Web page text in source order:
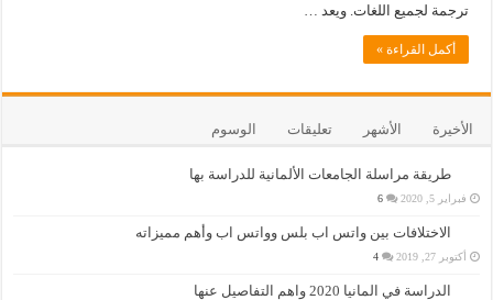
ترجمة لجميع اللغات. ويعد …
أكمل القراءة »
الأخيرة الأشهر تعليقات الوسوم
طريقة مراسلة الجامعات الألمانية للدراسة بها
فبراير 5, 2020 6
الاختلافات بين واتس اب بلس وواتس اب وأهم مميزاته
أكتوبر 27, 2019 4
الدراسة في المانيا 2020 واهم التفاصيل عنها